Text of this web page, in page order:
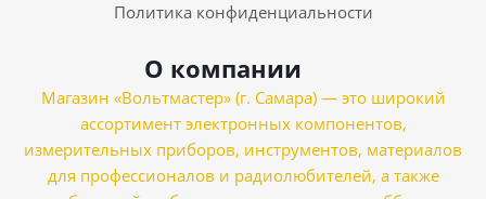
Политика конфиденциальности
О компании
Магазин «Вольтмастер» (г. Самара) — это широкий
ассортимент электронных компонентов,
измерительных приборов, инструментов, материалов
для профессионалов и радиолюбителей, а также